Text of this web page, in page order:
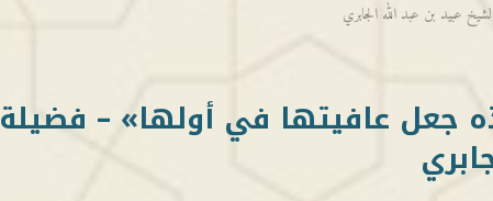
عبيد بن عبد الله الجابري
جعل عافيتها في أولها» – فضيلة